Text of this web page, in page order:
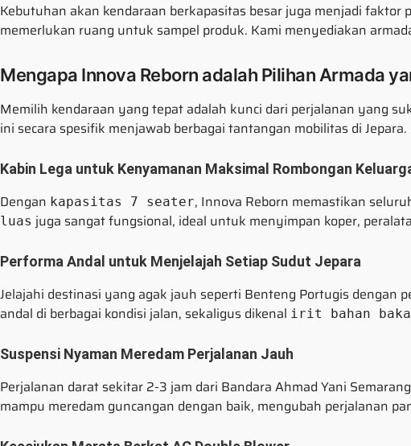
Kebutuhan akan kendaraan berkapasitas besar juga menjadi
memerlukan ruang untuk sampel produk. Kami menyediakan
Mengapa Innova Reborn adalah Pilihan Armada
Memilih kendaraan yang tepat adalah kunci dari perjalanan yang
ini secara spesifik menjawab berbagai tantangan mobilitas di Jepara.
Kabin Lega untuk Kenyamanan Maksimal Rombongan
Dengan kapasitas 7 seater, Innova Reborn memastikan
luas juga sangat fungsional, ideal untuk menyimpan koper,
Performa Andal untuk Menjelajah Setiap Sudut Jepara
Jelajahi destinasi yang agak jauh seperti Benteng Portugis dengan
andal di berbagai kondisi jalan, sekaligus dikenal irit bahan
Suspensi Nyaman Meredam Perjalanan Jauh
Perjalanan darat sekitar 2-3 jam dari Bandara Ahmad Yani
mampu meredam guncangan dengan baik, mengubah perjalanan